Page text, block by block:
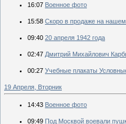
16:07 Военное фото
15:58 Скоро в продаже на
09:40 20 апреля 1942 года
02:47 Дмитрий Михайлович
00:27 Учебные плакаты
19 Апреля, Вторник
14:43 Военное фото
09:49 Под Москвой воевали